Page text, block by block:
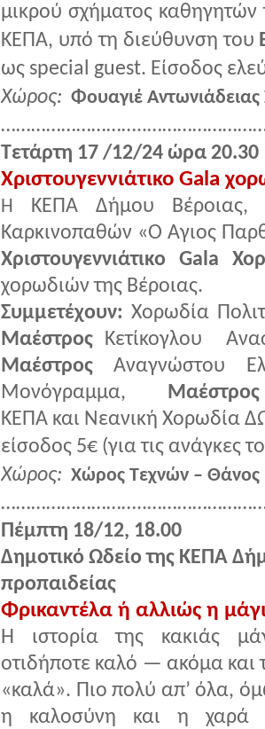
μικρού σχήματος
ΚΕΠΑ, υπό τη διεύθυνση του
ως special guest. Είσοδος
Χώρος: Φουαγιέ
Τετάρτη 17 /12/24 ώρα 20.30
Χριστουγεννιάτικο Gala
Η
ΚΕΠΑ Δήμου Βέροιας,
Καρκινοπαθών «Ο Άγιος
Χριστουγεννιάτικο Gala
χορωδιών της Βέροιας.
Συμμετέχουν:Χορωδία
Μαέστρος Κετίκογλου
Μαέστρος Αναγνώστου
Μονόγραμμα,
Μαέστρος
ΚΕΠΑ και Νεανική Χορωδία
είσοδος 5€ (για τις ανάγκες
Χώρος: Χώρος Τεχνών – Θάνος
Πέμπτη 18/12, 18.00
Δημοτικό Ωδείο της ΚΕΠΑ
προπαιδείας
Φρικαντέλα ή αλλιώς η
Η ιστορία της κακιάς
οτιδήποτε καλό — ακόμα και
«καλά». Πιο πολύ απ’ όλα,
η καλοσύνη και η χαρά